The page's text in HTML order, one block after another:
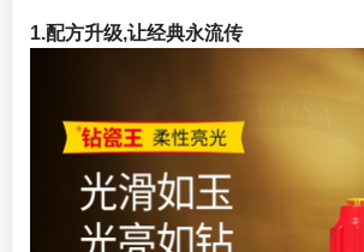
1.配方升级,让经典永流传